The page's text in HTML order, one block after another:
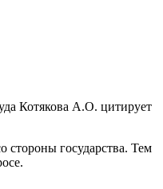
Котякова А.О. цитирует
государства. Тем